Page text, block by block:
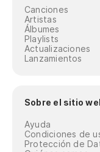
Canciones
Artistas
Álbumes
Playlists
Actualizaciones
Lanzamientos
Sobre el sitio
Ayuda
Condiciones de
Protección de